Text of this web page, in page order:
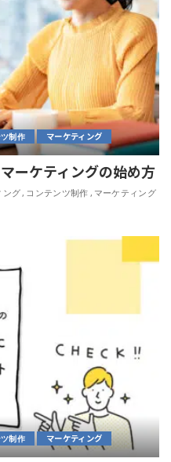
制作 マーケティング
ーケティングの始め方
ング コンテンツ制作 マーケティング
制作 マーケティング